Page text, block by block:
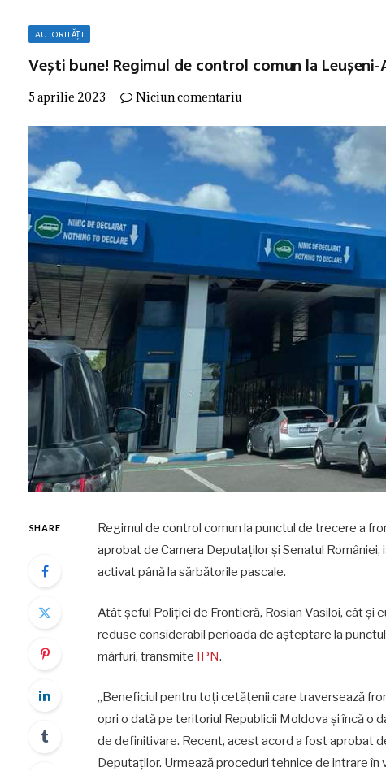
AUTORITĂȚI
Vești bune! Regimul de control comun la
5 aprilie 2023 Niciun comentariu
SHARE
Regimul de control comun la punctul de trecere a
aprobat de Camera Deputaților și Senatul României,
activat până la sărbătorile pascale.
Atât șeful Poliției de Frontieră, Rosian Vasiloi, cât și
reduse considerabil perioada de așteptare la
mărfuri, transmite IPN.
„Beneficiul pentru toți cetățenii care traversează
opri o dată pe teritoriul Republicii Moldova și încă o
de definitivare. Recent, acest acord a fost aprobat
Deputaților. Urmează proceduri tehnice de intrare